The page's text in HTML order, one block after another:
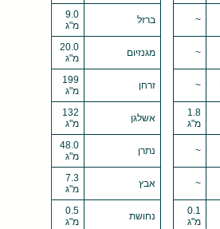
~ ברזל
9.0
מ"ג
~ מגנזיום
20.0
מ"ג
~ זרחן
199
מ"ג
1.8
מ"ג
אשלגן
132
מ"ג
~ נתרן
48.0
מ"ג
~ אבץ
7.3
מ"ג
0.1
מ"ג
נחושת
0.5
מ"ג